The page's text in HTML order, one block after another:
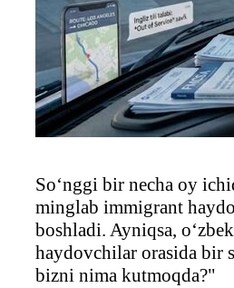
So‘nggi bir necha oy
minglab immigrant
boshladi. Ayniqsa,
haydovchilar orasida bir
bizni nima kutmoqda?"